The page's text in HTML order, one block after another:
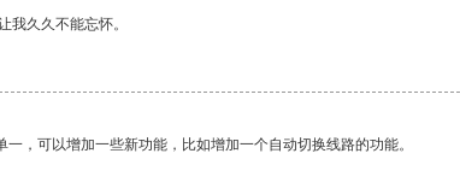
我久久不能忘怀。
，可以增加一些新功能，比如增加一个自动切换线路的功能。